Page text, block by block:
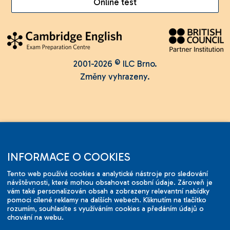
2001-2026 © ILC Brno.
Změny vyhrazeny.
INFORMACE O COOKIES
Tento web používá cookies a analytické nástroje pro sledování
návštěvnosti, které mohou obsahovat osobní údaje. Zároveň je
vám také personalizován obsah a zobrazeny relevantní nabídky
pomoci cílené reklamy na dalších webech. Kliknutím na tlačítko
rozumím, souhlasíte s využíváním cookies a předáním údajů o
chování na webu.